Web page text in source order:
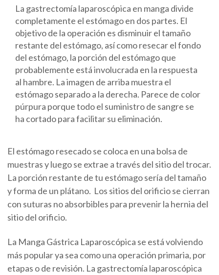
La gastrectomía laparoscópica en manga divide
completamente el estómago en dos partes. El
objetivo de la operación es disminuir el tamaño
restante del estómago, así como resecar el fondo
del estómago, la porción del estómago que
probablemente está involucrada en la respuesta
al hambre. La imagen de arriba muestra el
estómago separado a la derecha. Parece de color
púrpura porque todo el suministro de sangre se
ha cortado para facilitar su eliminación.
El estómago resecado se coloca en una bolsa de
muestras y luego se extrae a través del sitio del trocar.
La porción restante de tu estómago sería del tamaño
y forma de un plátano. Los sitios del orificio se cierran
con suturas no absorbibles para prevenir la hernia del
sitio del orificio.
La Manga Gástrica Laparoscópica se está volviendo
más popular ya sea como una operación primaria, por
etapas o de revisión. La gastrectomía laparoscópica